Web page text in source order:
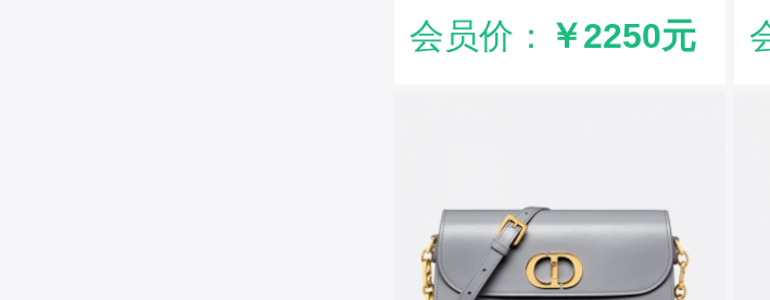
AVENUE 手袋 光面牛
皮革 白色
会员价： ￥2250元